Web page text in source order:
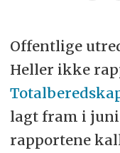
Offentlige
Heller ikke
lagt fram i juni
rapportene